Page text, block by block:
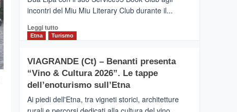
i
di
Airbnb.
la
Valle
Alcantara
nei
primi
incontri del Miu Miu Literary Club durante il...
Leggi tuttoLeggi
di
IL
SAN
DOMENICO
TAORMINA,
Etna Turismo
VIAGRANDE (Ct) – Benanti presenta
“Vino & Cultura 2026”. Le tappe
dell’enoturismo sull’Etna
Ai piedi dell'Etna, tra vigneti storici, architetture